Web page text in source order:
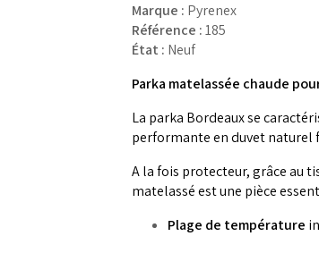
Marque : Pyrenex
Référence :185
État : Neuf
Parka matelassée chaude
La parka Bordeaux se
performante en duvet naturel
A la fois protecteur, grâce au
matelassé est une pièce
Plage de température